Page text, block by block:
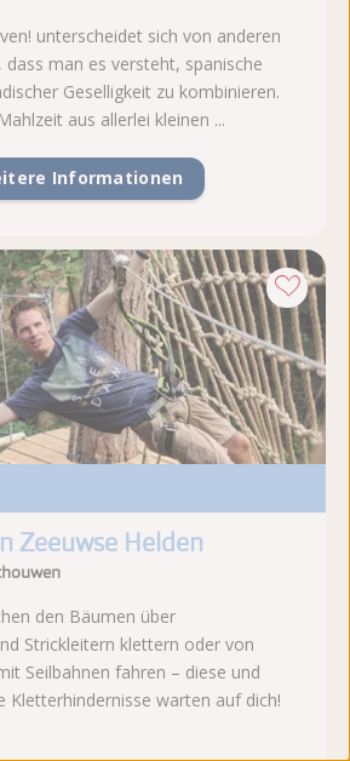
unterscheidet sich von anderen
dass man es versteht, spanische
Geselligkeit zu kombinieren.
aus allerlei kleinen ...
Informationen
Zeeuwse Helden
den Bäumen über
Strickleitern klettern oder von
Seilbahnen fahren – diese und
Kletterhindernisse warten auf dich!